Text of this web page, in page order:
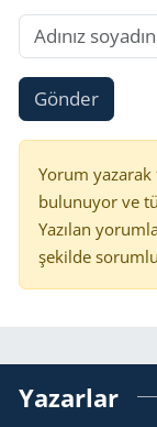
Gönder
Yorum yazarak
bulunuyor ve
Yazılan
şekilde
Yazarlar